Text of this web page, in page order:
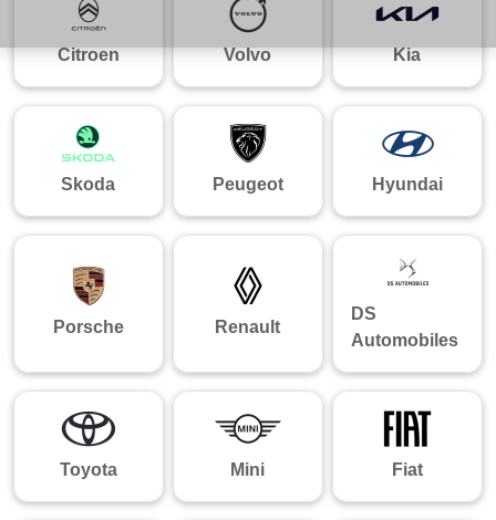
Citroen Volvo Kia
Skoda Peugeot Hyundai
Porsche Renault
DS
Automobiles
Toyota Mini Fiat